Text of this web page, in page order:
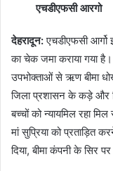
एचडीएफसी आरगो
देहरादून:एचडीएफसी
का चेक जमा कराया गया
उपभोक्ताओं से ऋण बीमा
जिला प्रशासन के कड़े और
बच्चों को न्यायमिल रहा
मां सुप्रिया को प्रताड़ित
दिया, बीमा कंपनी के सिर